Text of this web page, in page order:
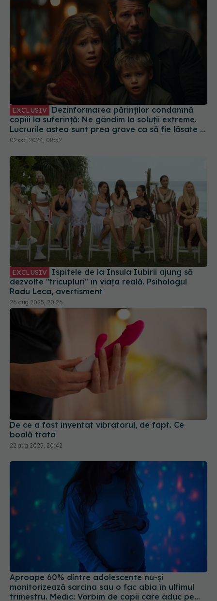
EXCLUSIV
copiii la suferință: Ne gândim la soluții extreme.
Lucrurile astea sunt prea grave ca să fie lăsate la
decizia unor părinți care trăiesc într-o lume
02 oct 2024, 08:52
EXCLUSIV
dezvolte "tricupluri" în viața reală. Psihologul
Radu Leca, avertisment
26 aug 2025, 20:26
De ce a fost inventat vibratorul, de fapt. Ce
boală trata
22 aug 2025, 20:42
Aproape 60% dintre adolescente nu-şi
monitorizează sarcina sau o fac abia în ultimul
trimestru. Medic: Vorbim de copii care aduc pe